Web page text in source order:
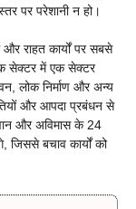
पर परेशानी न हो।
और राहत कार्यों पर सबसे
सेक्टर में एक सेक्टर
लोक निर्माण और अन्य
और आपदा प्रबंधन से
और अविमास के 24
जिससे बचाव कार्यों को